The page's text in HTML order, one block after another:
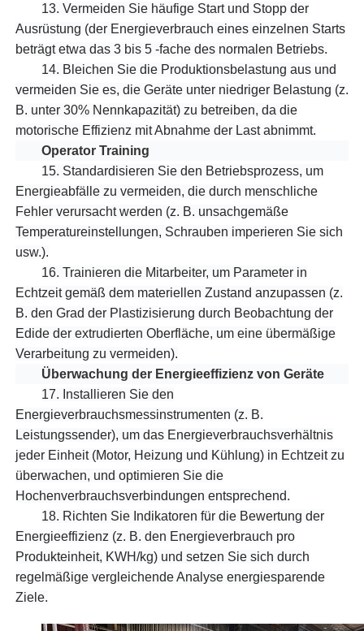
13. Vermeiden Sie häufige Start und Stopp der
Ausrüstung (der Energieverbrauch eines einzelnen Starts
beträgt etwa das 3 bis 5 -fache des normalen Betriebs.
14. Bleichen Sie die Produktionsbelastung aus und
vermeiden Sie es, die Geräte unter niedriger Belastung (z.
B. unter 30% Nennkapazität) zu betreiben, da die
motorische Effizienz mit Abnahme der Last abnimmt.
Operator Training
15. Standardisieren Sie den Betriebsprozess, um
Energieabfälle zu vermeiden, die durch menschliche
Fehler verursacht werden (z. B. unsachgemäße
Temperatureinstellungen, Schrauben imperieren Sie sich
usw.).
16. Trainieren die Mitarbeiter, um Parameter in
Echtzeit gemäß dem materiellen Zustand anzupassen (z.
B. den Grad der Plastizisierung durch Beobachtung der
Edide der extrudierten Oberfläche, um eine übermäßige
Verarbeitung zu vermeiden).
Überwachung der Energieeffizienz von Geräte
17. Installieren Sie den
Energieverbrauchsmessinstrumenten (z. B.
Leistungssender), um das Energieverbrauchsverhältnis
jeder Einheit (Motor, Heizung und Kühlung) in Echtzeit zu
überwachen, und optimieren Sie die
Hochenverbrauchsverbindungen entsprechend.
18. Richten Sie Indikatoren für die Bewertung der
Energieeffizienz (z. B. den Energieverbrauch pro
Produkteinheit, KWH/kg) und setzen Sie sich durch
regelmäßige vergleichende Analyse energiesparende
Ziele.